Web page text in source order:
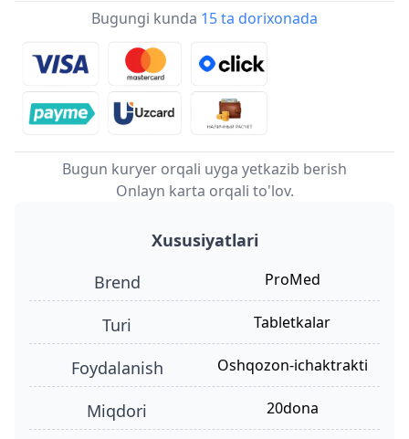
Bugungi kunda 15 ta dorixonada
Bugun kuryer orqali uyga yetkazib berish
Onlayn karta orqali to'lov.
Xususiyatlari
Brend
ProMed
turi tabletkalar
foydalanish oshqozon-ichaktrakti
miqdori 20dona